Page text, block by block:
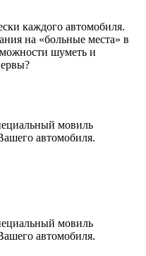
каждого автомобиля.
на «больные места» в
шуметь и
мовиль
автомобиля.
мовиль
автомобиля.